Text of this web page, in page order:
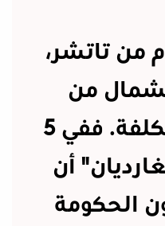
من تاتشر،
من
إنهاك، باهظ الكلفة. ففي 5
أن
الحكومة